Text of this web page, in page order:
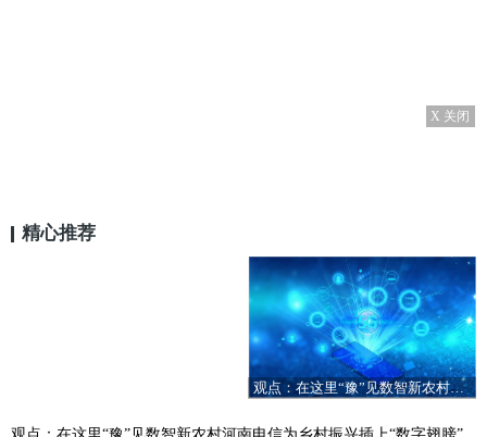
X 关闭
精心推荐
观点：在这里“豫”见数智新农村河南电信为乡村振兴插上“数字翅膀”